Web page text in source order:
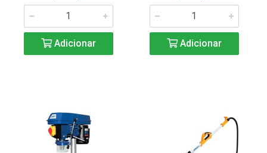
Adicionar Adicionar